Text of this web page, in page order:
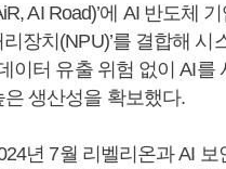
AI Road)’에 AI 반도체
장치(NPU)’를 결합해 시
이터 유출 위험 없이 AI를
생산성을 확보했다.
년 7월 리벨리온과 AI 보